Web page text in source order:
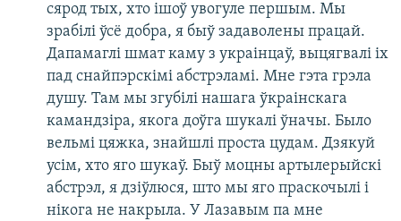
сярод тых, хто ішоў увогуле першым. Мы
зрабілі ўсё добра, я быў задаволены працай.
Дапамаглі шмат каму з украінцаў, выцягвалі іх
пад снайпэрскімі абстрэламі. Мне гэта грэла
душу. Там мы згубілі нашага ўкраінскага
камандзіра, якога доўга шукалі ўначы. Было
вельмі цяжка, знайшлі проста цудам. Дзякуй
усім, хто яго шукаў. Быў моцны артылерыйскі
абстрэл, я дзіўлюся, што мы яго праскочылі і
нікога не накрыла. У Лазавым па мне